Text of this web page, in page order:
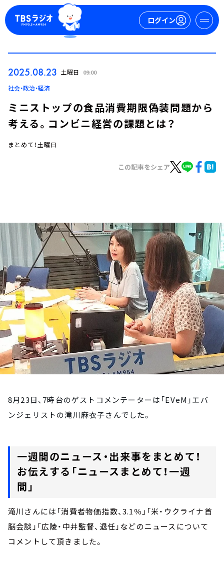
ログイン
お知らせ
イベント・グッズ
YouTube
会社情報
2025.08.23 土曜日 09:00
社会・政治・経済
ミニストップの食品消費期限偽装問題から
考える。コンビニ経営の課題とは？
まとめて！土曜日
この記事をシェア
8月23日、7時台のゲストコメンテーターは「EVeM」エバ
ンジェリストの滝川麻衣子さんでした。
一週間のニュース・出来事をまとめて！
お伝えする「ニュースまとめて！一週
間」
滝川さんには「消費者物価指数、3.1％」「米・ウクライナ首
脳会談」「広陵・中井監督、退任」などのニュースについて
コメントして頂きました。